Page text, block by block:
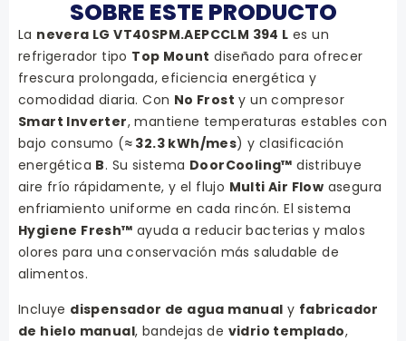
SOBRE ESTE PRODUCTO
La nevera LG VT40SPM.AEPCCLM 394 L es un
refrigerador tipo Top Mount diseñado para ofrecer
frescura prolongada, eficiencia energética y
comodidad diaria. Con No Frost y un compresor
Smart Inverter, mantiene temperaturas estables con
bajo consumo (≈ 32.3 kWh/mes) y clasificación
energética B. Su sistema DoorCooling™ distribuye
aire frío rápidamente, y el flujo Multi Air Flow asegura
enfriamiento uniforme en cada rincón. El sistema
Hygiene Fresh™ ayuda a reducir bacterias y malos
olores para una conservación más saludable de
alimentos.
Incluye dispensador de agua manual y fabricador
de hielo manual, bandejas de vidrio templado,